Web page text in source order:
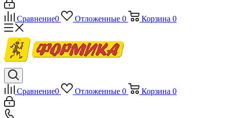
Сравнение0 Отложенные 0 Корзина 0
Сравнение0 Отложенные 0 Корзина 0